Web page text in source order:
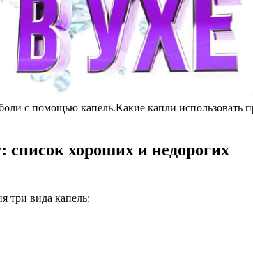
с помощью капель.Какие капли использовать
хороших и недорогих
три вида капель: